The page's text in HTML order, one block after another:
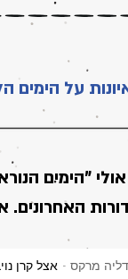
על הימים
"הימים
האחרונים.
אצל קרן דליה מרקס